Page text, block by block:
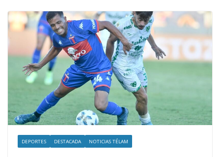
DEPORTES DESTACADA NOTICIAS TÉLAM